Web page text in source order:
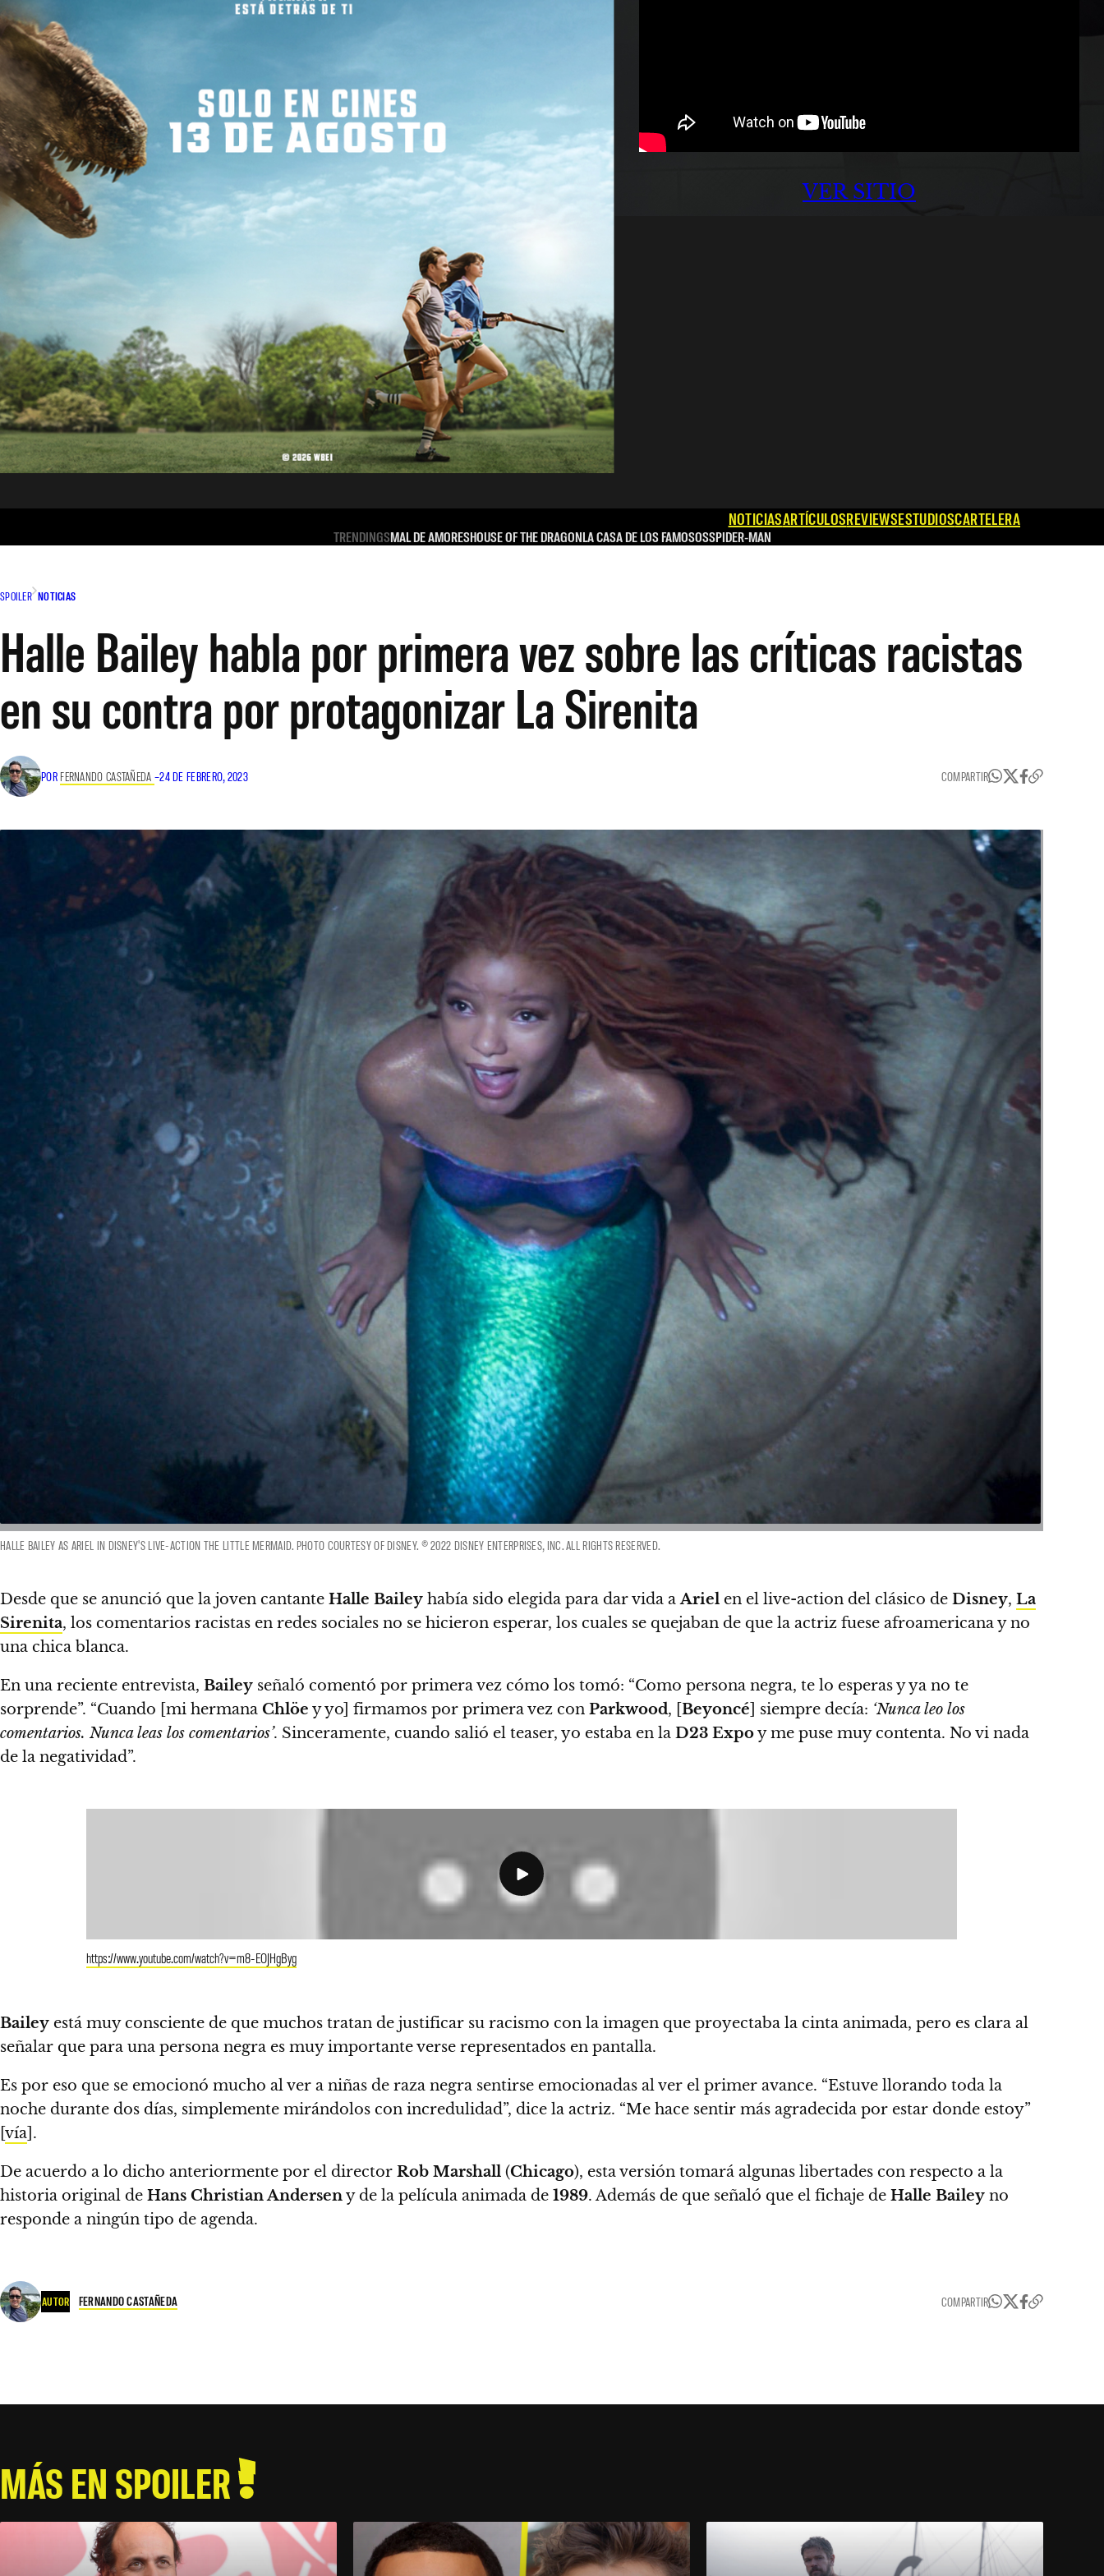
VER SITIO
NOTICIASARTÍCULOSREVIEWSESTUDIOSCARTELERA
TRENDINGSMAL DE AMORESHOUSE OF THE DRAGONLA CASA DE LOS FAMOSOSSPIDER-MAN
SPOILER NOTICIAS
Halle Bailey habla por primera vez sobre las críticas racistas
en su contra por protagonizar La Sirenita
POR FERNANDO CASTAÑEDA –24 DE FEBRERO, 2023 COMPARTIR
HALLE BAILEY AS ARIEL IN DISNEY'S LIVE-ACTION THE LITTLE MERMAID. PHOTO COURTESY OF DISNEY. © 2022 DISNEY ENTERPRISES, INC. ALL RIGHTS RESERVED.
Desde que se anunció que la joven cantante Halle Bailey había sido elegida para dar vida aAriel en el live-action del clásico de Disney, La
Sirenita, los comentarios racistas en redes sociales no se hicieron esperar, los cuales se quejaban de que la actriz fuese afroamericana y no
una chica blanca.
En una reciente entrevista, Bailey señaló comentó por primera vez cómo los tomó: “Como persona negra, te lo esperas y ya no te
sorprende”. “Cuando [mi hermana Chlöe y yo] firmamos por primera vez con Parkwood, [ Beyoncé ] siempre decía: ‘Nunca leo los
comentarios. Nunca leas los comentarios’. Sinceramente, cuando salió el teaser, yo estaba en la D23 Expoy me puse muy contenta. No vi nada
de la negatividad”.
https://www.youtube.com/watch?v=m8-EOJHgByg
Bailey está muy consciente de que muchos tratan de justificar su racismo con la imagen que proyectaba la cinta animada, pero es clara al
señalar que para una persona negra es muy importante verse representados en pantalla.
Es por eso que se emocionó mucho al ver a niñas de raza negra sentirse emocionadas al ver el primer avance. “Estuve llorando toda la
noche durante dos días, simplemente mirándolos con incredulidad”, dice la actriz. “Me hace sentir más agradecida por estar donde estoy”
vía ].
De acuerdo a lo dicho anteriormente por el director Rob Marshall (Chicago), esta versión tomará algunas libertades con respecto a la
historia original de Hans Christian Anderseny de la película animada de 1989. Además de que señaló que el fichaje de Halle Bailey no
responde a ningún tipo de agenda.
AUTOR FERNANDO CASTAÑEDA COMPARTIR
MÁS EN SPOILER